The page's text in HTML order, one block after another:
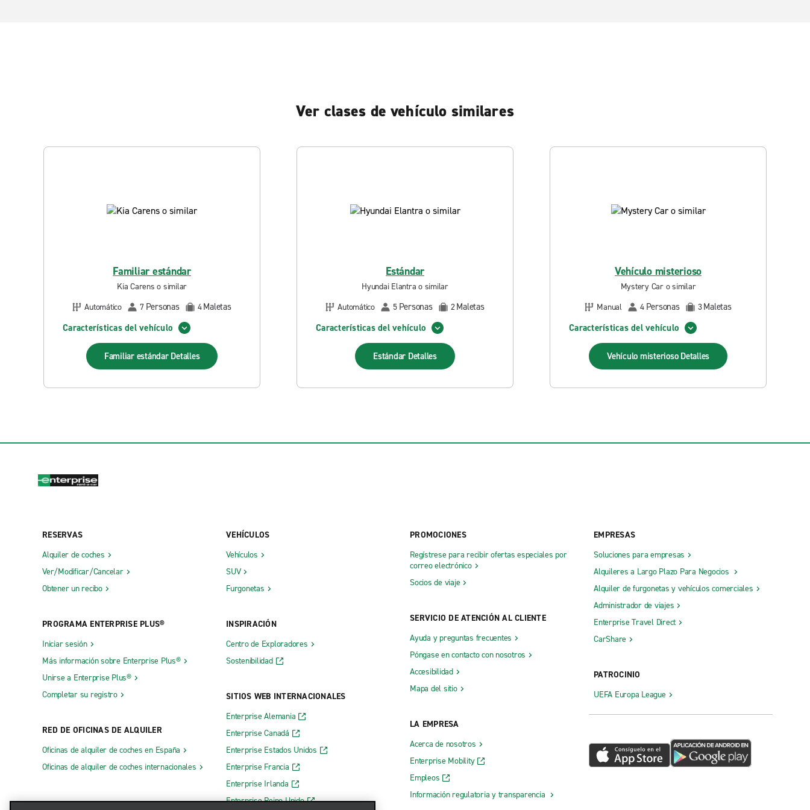
Ver clases de vehículo similares
Familiar estándar
Kia Carens o similar
Automático
7 Personas 4Maletas
Características del vehículo
Familiar estándar Detalles
Estándar
Hyundai Elantra o similar
Automático
5 Personas 2Maletas
Características del vehículo
Estándar Detalles
Vehículo misterioso
Mystery Car o similar
Manual
4 Personas 3Maletas
Características del vehículo
Vehículo misterioso Detalles
RESERVAS
Alquiler de coches
Ver/Modificar/Cancelar
Obtener un recibo
PROGRAMA ENTERPRISE PLUS®
Iniciar sesión
Más información sobre Enterprise Plus®
Unirse a Enterprise Plus®
Completar su registro
RED DE OFICINAS DE ALQUILER
Oficinas de alquiler de coches en España
Oficinas de alquiler de coches internacionales
VEHÍCULOS
Vehículos
SUV
Furgonetas
INSPIRACIÓN
Centro de Exploradores
Sostenibilidad
SITIOS WEB INTERNACIONALES
Enterprise Alemania
Enterprise Canadá
Enterprise Estados Unidos
Enterprise Francia
Enterprise Irlanda
Enterprise Reino Unido
PROMOCIONES
Regístrese para recibir ofertas especiales por
correo electrónico
Socios de viaje
SERVICIO DE ATENCIÓN AL CLIENTE
Ayuda y preguntas frecuentes
Póngase en contacto con nosotros
Accesibilidad
Mapa del sitio
LA EMPRESA
Acerca de nosotros
Enterprise Mobility
Empleos
Información regulatoria y transparencia
EMPRESAS
Soluciones para empresas
Alquileres a Largo Plazo Para Negocios
Alquiler de furgonetas y vehículos comerciales
Administrador de viajes
Enterprise Travel Direct
CarShare
PATROCINIO
UEFA Europa League